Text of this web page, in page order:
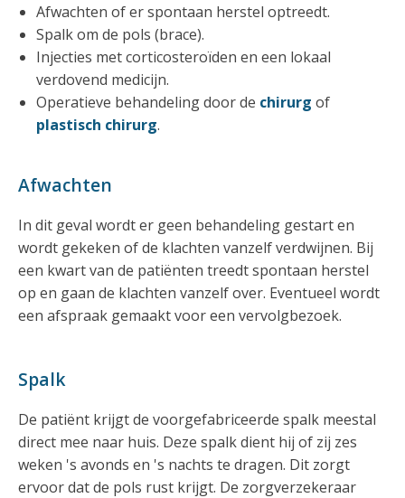
Afwachten of er spontaan herstel optreedt.
Spalk om de pols (brace).
Injecties met corticosteroïden en een lokaal
verdovend medicijn.
Operatieve behandeling door de chirurg of
plastisch chirurg.
Afwachten
In dit geval wordt er geen behandeling gestart en
wordt gekeken of de klachten vanzelf verdwijnen. Bij
een kwart van de patiënten treedt spontaan herstel
op en gaan de klachten vanzelf over. Eventueel wordt
een afspraak gemaakt voor een vervolgbezoek.
Spalk
De patiënt krijgt de voorgefabriceerde spalk meestal
direct mee naar huis. Deze spalk dient hij of zij zes
weken 's avonds en 's nachts te dragen. Dit zorgt
ervoor dat de pols rust krijgt. De zorgverzekeraar